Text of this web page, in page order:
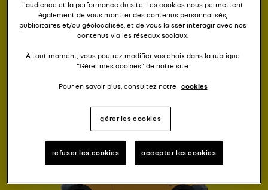
트윙고
l'audience et la performance du site. Les cookies nous permettent
également de vous montrer des contenus personnalisés,
publicitaires et/ou géolocalisés, et de vous laisser interagir avec nos
contenus via les réseaux sociaux.
À tout moment, vous pourrez modifier vos choix dans la rubrique
"Gérer mes cookies" de notre site.
Pour en savoir plus, consultez notre cookies
gérer les cookies
refuser les cookies accepter les cookies